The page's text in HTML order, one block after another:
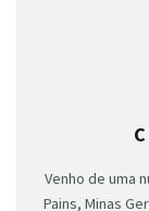
Venho de uma
Pains, Minas